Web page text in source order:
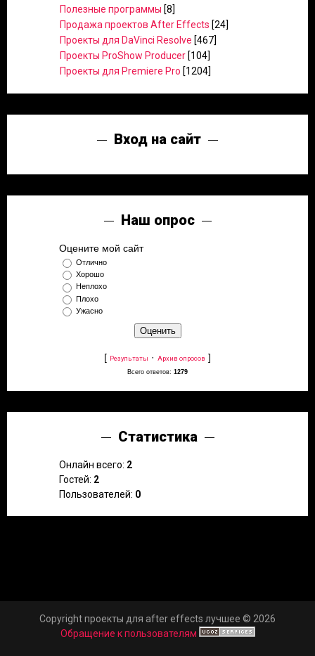
Полезные программы [8]
Продажа проектов After Effects [24]
Проекты для DaVinci Resolve [467]
Проекты ProShow Producer [104]
Проекты для Premiere Pro [1204]
Вход на сайт
Наш опрос
Оцените мой сайт
Отлично
Хорошо
Неплохо
Плохо
Ужасно
[ Результаты · Архив опросов ]
Всего ответов: 1279
Статистика
Онлайн всего: 2
Гостей: 2
Пользователей: 0
Copyright проекты для after effects лучшее © 2026
Обращение к пользователям